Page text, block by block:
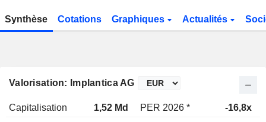
Synthèse Cotations Graphiques Actualités
Valorisation: Implantica AG
Capitalisation 1,52 Md PER 2026 * -16,8x